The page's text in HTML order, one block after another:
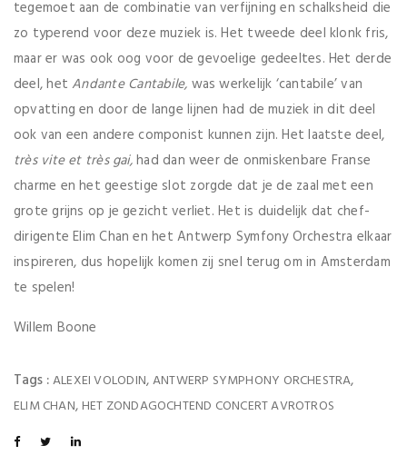
tegemoet aan de combinatie van verfijning en schalksheid die
zo typerend voor deze muziek is. Het tweede deel klonk fris,
maar er was ook oog voor de gevoelige gedeeltes. Het derde
deel, hetAndante Cantabile, was werkelijk ‘cantabile’ van
opvatting en door de lange lijnen had de muziek in dit deel
ook van een andere componist kunnen zijn. Het laatste deel,
très vite et très gai,had dan weer de onmiskenbare Franse
charme en het geestige slot zorgde dat je de zaal met een
grote grijns op je gezicht verliet. Het is duidelijk dat chef-
dirigente Elim Chan en het Antwerp Symfony Orchestra elkaar
inspireren, dus hopelijk komen zij snel terug om in Amsterdam
te spelen!
Willem Boone
Tags :ALEXEI VOLODIN,ANTWERP SYMPHONY ORCHESTRA,
ELIM CHAN, HET ZONDAGOCHTEND CONCERT AVROTROS